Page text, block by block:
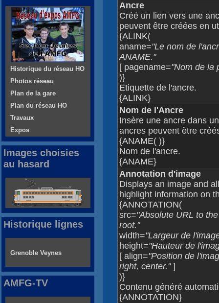
Ancre
Créé un lien vers une
peuvent être créées en
{ALINK(
aname="Le nom de
ANAME."
[ pagename="Nom de la
)}
Etiquette de l'ancre.
{ALINK}
Nom de l'Ancre
Insère une ancre dans
ancres peuvent être
{ANAME( )}
Nom de l'ancre.
{ANAME}
Annotation d'image
Displays an image and
highlight information on
{ANNOTATION(
src="Absolute URL to
root."
width="Largeur de
height="Hauteur de
[ align="Position de
right, center."]
)}
Contenu généré
{ANNOTATION}
Historique du réseau HO
Photos réseau
Plan de la gare
Plan du réseau HO
Travaux
Expos
Images choisies
au hasard
Historique lignes
Grenoble Veynes
AMFG-TV